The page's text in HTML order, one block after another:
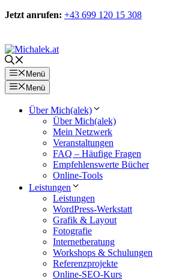
Zum
Jetzt anrufen: +43 699 120 15 308
Menü
Menü
Über Mich(alek)
Über Mich(alek)
Mein Netzwerk
Veranstaltungen
FAQ – Häufige Fragen
Empfehlenswerte Bücher
Online-Tools
Leistungen
Leistungen
WordPress-Werkstatt
Grafik & Layout
Fotografie
Internetberatung
Workshops & Schulungen
Referenzprojekte
Online-SEO-Kurs